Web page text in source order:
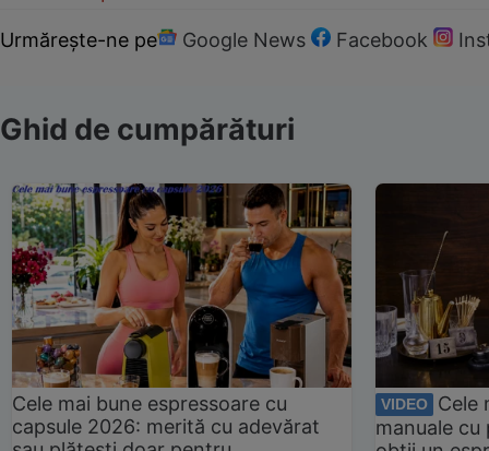
Urmărește-ne pe Google News Facebook
Ghid de cumpărături
Cele mai bune espressoare cu
capsule 2026: merită cu adevărat
VIDEO
Cele
manuale